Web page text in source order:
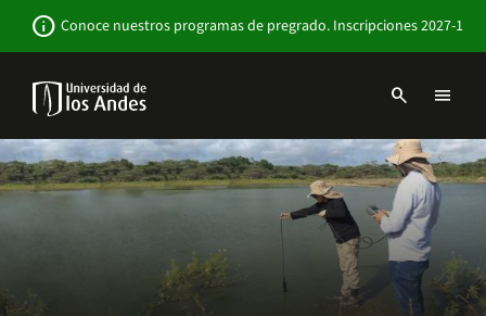
contenido
info Conoce nuestros programas de pregrado. Inscripciones 2027-1
Navbar
-
Sitio
Institucional
search menu